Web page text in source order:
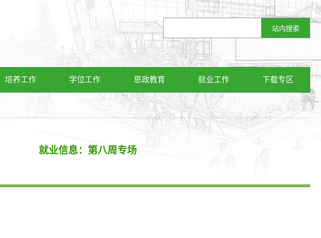
培养工作 学位工作 思政教育 就业工作 下载专区
就业信息：第八周专场